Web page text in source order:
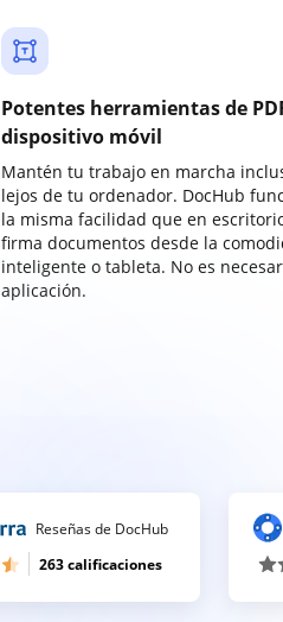
Potentes herramientas de
dispositivo móvil
Mantén tu trabajo en marcha
lejos de tu ordenador. DocHub
la misma facilidad que en
firma documentos desde la
inteligente o tableta. No es
aplicación.
Reseñas de DocHub
263 calificaciones